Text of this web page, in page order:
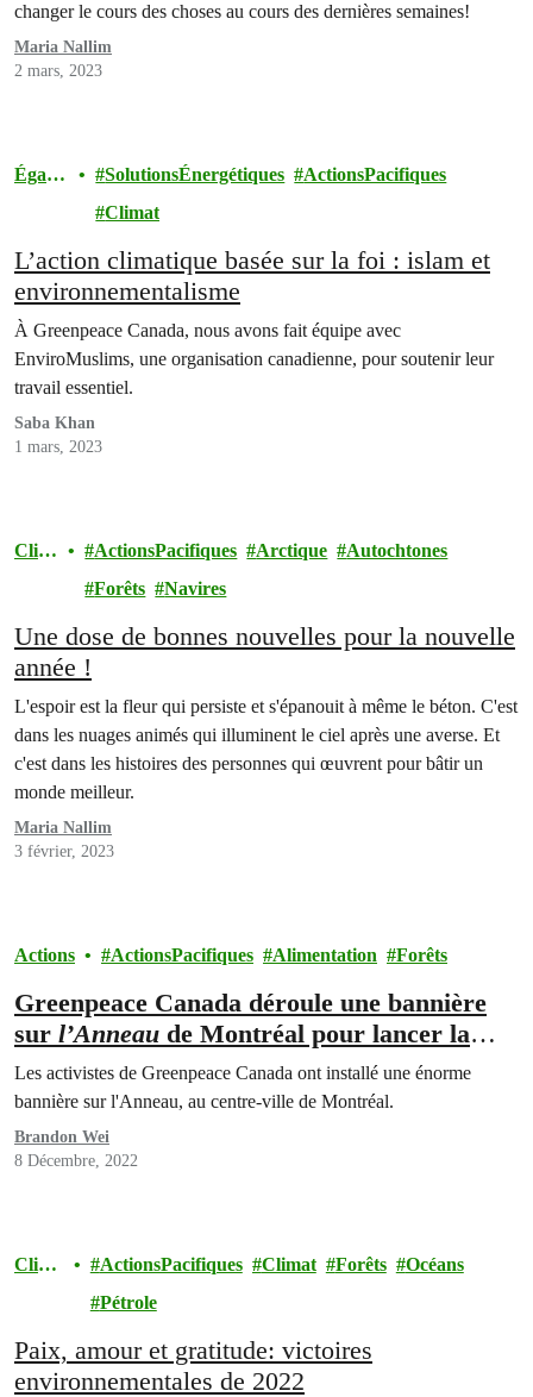
changer le cours des choses au cours des dernières semaines!
Maria Nallim
2 mars, 2023
Égalit
SolutionsÉnergétiques
ActionsPacifiques
Climat
L’action climatique basée sur la foi : islam et
environnementalisme
À Greenpeace Canada, nous avons fait équipe avec
EnviroMuslims, une organisation canadienne, pour soutenir leur
travail essentiel.
Saba Khan
1 mars, 2023
Clim
ActionsPacifiques Arctique
Autochtones
Forêts
Navires
Une dose de bonnes nouvelles pour la nouvelle
année !
L'espoir est la fleur qui persiste et s'épanouit à même le béton. C'est
dans les nuages animés qui illuminent le ciel après une averse. Et
c'est dans les histoires des personnes qui œuvrent pour bâtir un
monde meilleur.
Maria Nallim
3 février, 2023
Actions ActionsPacifiques Alimentation Forêts
Greenpeace Canada déroule une bannière
sur l’Anneau de Montréal pour lancer la
COP15
Les activistes de Greenpeace Canada ont installé une énorme
bannière sur l'Anneau, au centre-ville de Montréal.
Brandon Wei
8 Décembre, 2022
Clima
ActionsPacifiques Climat Forêts
Océans
Pétrole
Paix, amour et gratitude: victoires
environnementales de 2022